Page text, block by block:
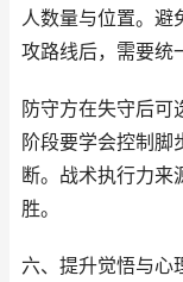
人数量与位置。避
攻路线后，需要统
防守方在失守后可
阶段要学会控制脚
断。战术执行力来
胜。
六、提升觉悟与心